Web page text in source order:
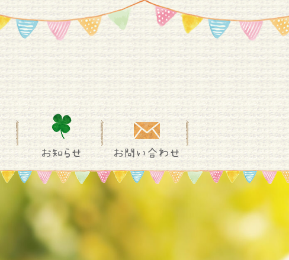
お知らせ お問い合わせ